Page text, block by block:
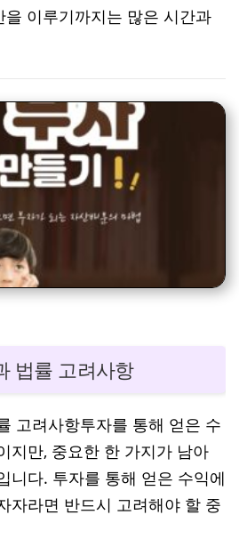
이루기까지는 많은 시간과
법률 고려사항
고려사항투자를 통해 얻은 수
지만, 중요한 한 가지가 남아
니다. 투자를 통해 얻은 수익에
자라면 반드시 고려해야 할 중